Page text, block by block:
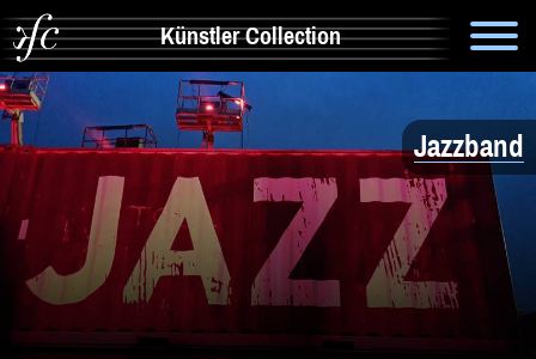
Künstler Collection
Info
Artistik & Tanz
Bands
Solomusiker
Jazzband